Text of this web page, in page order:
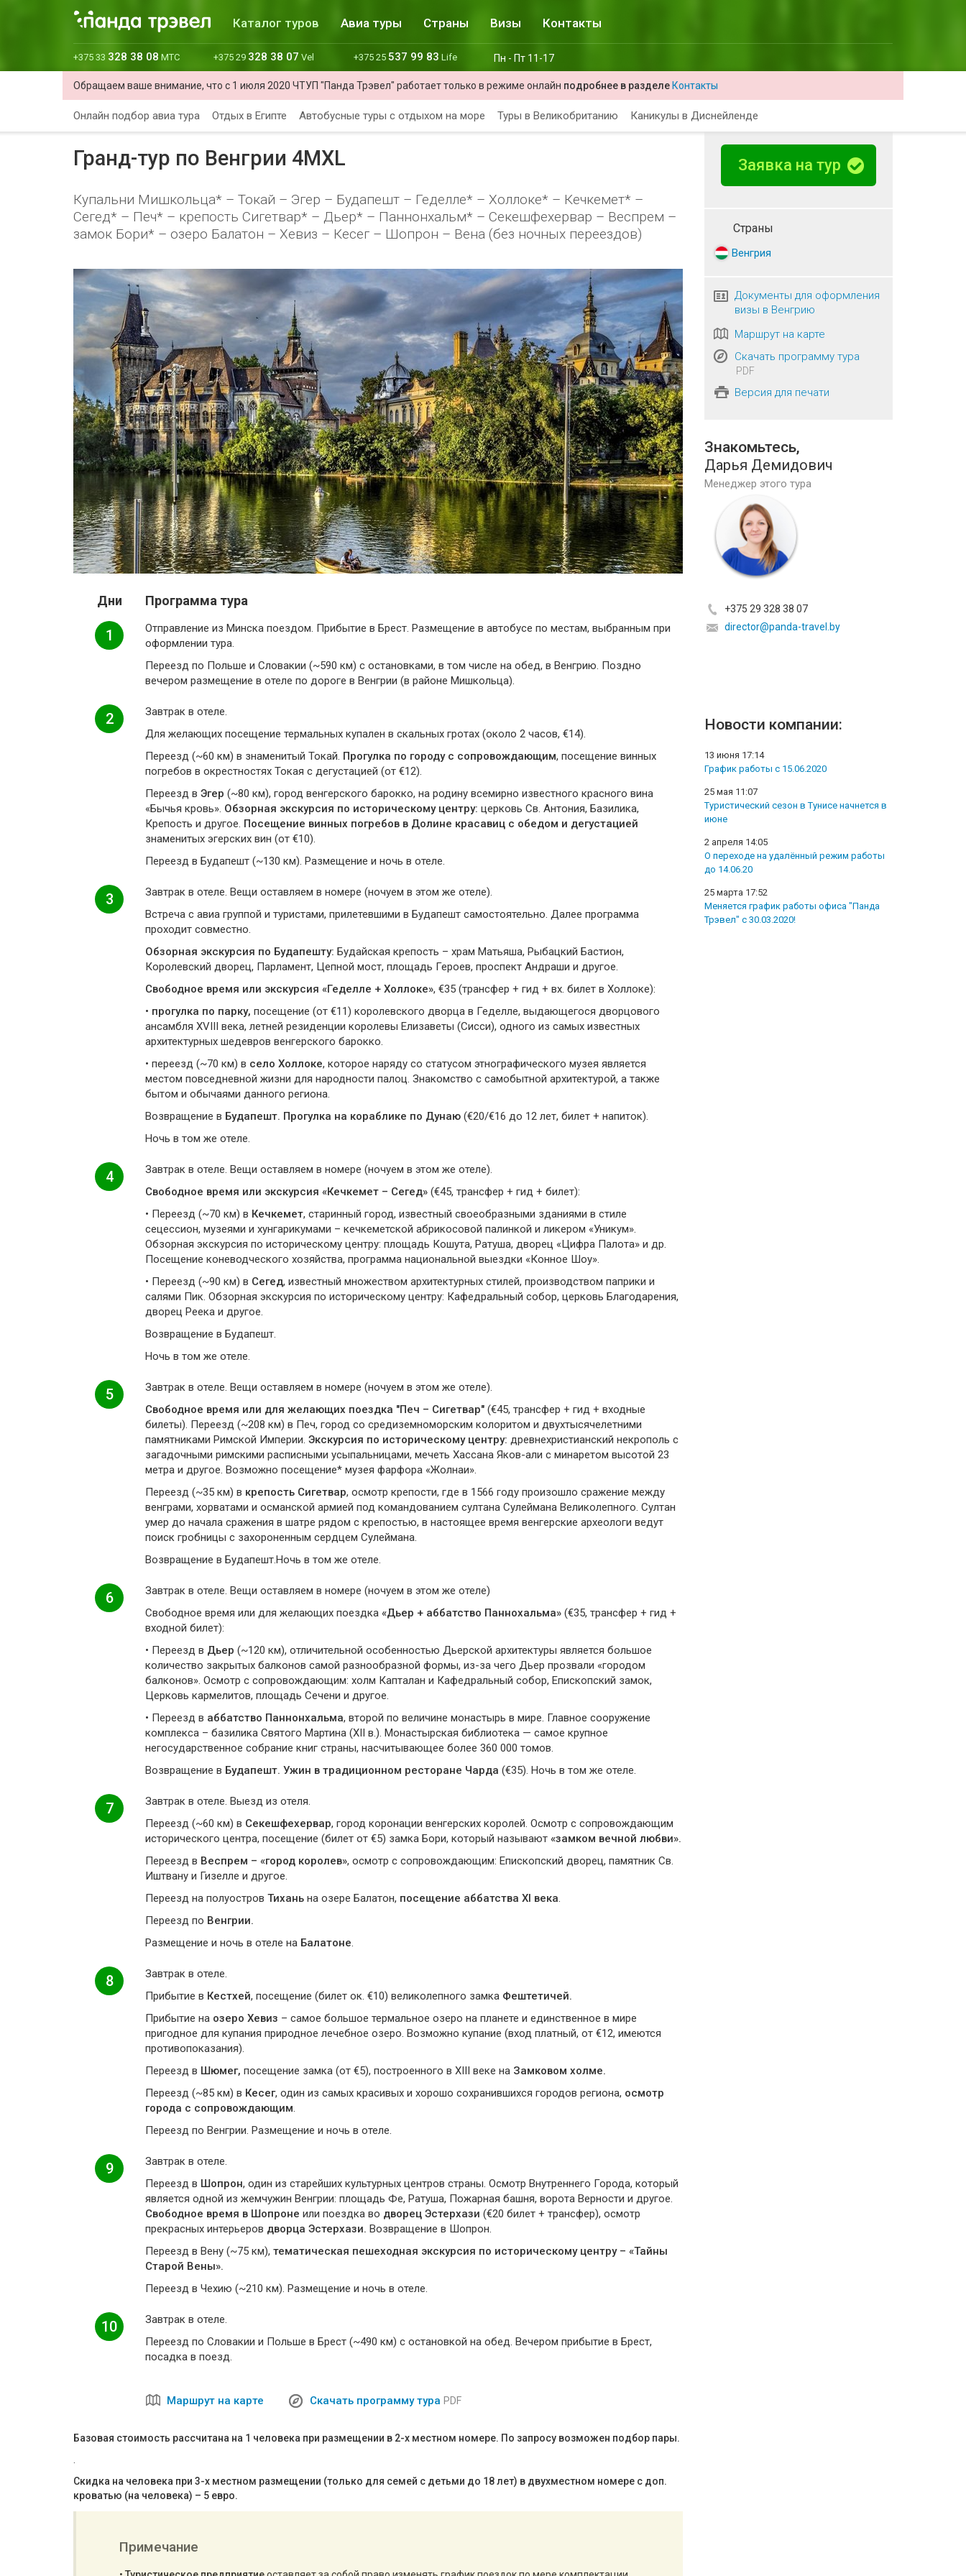
Каталог туров Авиа туры Страны Визы Контакты
+375 33 328 38 08 МТС +375 29 328 38 07 Vel +375 25 537 99 83 Life Пн - Пт 11-17
Обращаем ваше внимание, что с 1 июля 2020 ЧТУП "Панда Трэвел" работает только в режиме онлайн подробнее в разделе Контакты
Онлайн подбор авиа тура Отдых в Египте Автобусные туры с отдыхом на море Туры в Великобританию Каникулы в Диснейленде
Гранд-тур по Венгрии 4MXL
Купальни Мишкольца* – Токай – Эгер – Будапешт – Геделле* – Холлоке* – Кечкемет* –
Сегед* – Печ* – крепость Сигетвар* – Дьер* – Паннонхальм* – Секешфехервар – Веспрем –
замок Бори* – озеро Балатон – Хевиз – Кесег – Шопрон – Вена (без ночных переездов)
Дни Программа тура
1
Отправление из Минска поездом. Прибытие в Брест. Размещение в автобусе по местам, выбранным при
оформлении тура.
Переезд по Польше и Словакии (~590 км) с остановками, в том числе на обед, в Венгрию. Поздно
вечером размещение в отеле по дороге в Венгрии (в районе Мишкольца).
2
Завтрак в отеле.
Для желающих посещение термальных купален в скальных гротах (около 2 часов, €14).
Переезд (~60 км) в знаменитый Токай. Прогулка по городу с сопровождающим, посещение винных
погребов в окрестностях Токая с дегустацией (от €12).
Переезд в Эгер (~80 км), город венгерского барокко, на родину всемирно известного красного вина
«Бычья кровь». Обзорная экскурсия по историческому центру: церковь Св. Антония, Базилика,
Крепость и другое. Посещение винных погребов в Долине красавиц с обедом и дегустацией
знаменитых эгерских вин (от €10).
Переезд в Будапешт (~130 км). Размещение и ночь в отеле.
3
Завтрак в отеле. Вещи оставляем в номере (ночуем в этом же отеле).
Встреча с авиа группой и туристами, прилетевшими в Будапешт самостоятельно. Далее программа
проходит совместно.
Обзорная экскурсия по Будапешту: Будайская крепость – храм Матьяша, Рыбацкий Бастион,
Королевский дворец, Парламент, Цепной мост, площадь Героев, проспект Андраши и другое.
Свободное время или экскурсия «Геделле + Холлоке», €35 (трансфер + гид + вх. билет в Холлоке):
• прогулка по парку, посещение (от €11) королевского дворца в Геделле, выдающегося дворцового
ансамбля XVIII века, летней резиденции королевы Елизаветы (Сисси), одного из самых известных
архитектурных шедевров венгерского барокко.
• переезд (~70 км) в село Холлоке, которое наряду со статусом этнографического музея является
местом повседневной жизни для народности палоц. Знакомство с самобытной архитектурой, а также
бытом и обычаями данного региона.
Возвращение в Будапешт. Прогулка на кораблике по Дунаю (€20/€16 до 12 лет, билет + напиток).
Ночь в том же отеле.
4
Завтрак в отеле. Вещи оставляем в номере (ночуем в этом же отеле).
Свободное время или экскурсия «Кечкемет – Сегед» (€45, трансфер + гид + билет):
• Переезд (~70 км) в Кечкемет, старинный город, известный своеобразными зданиями в стиле
сецессион, музеями и хунгарикумами – кечкеметской абрикосовой палинкой и ликером «Уникум».
Обзорная экскурсия по историческому центру: площадь Кошута, Ратуша, дворец «Цифра Палота» и др.
Посещение коневодческого хозяйства, программа национальной выездки «Конное Шоу».
• Переезд (~90 км) в Сегед, известный множеством архитектурных стилей, производством паприки и
салями Пик. Обзорная экскурсия по историческому центру: Кафедральный собор, церковь Благодарения,
дворец Реека и другое.
Возвращение в Будапешт.
Ночь в том же отеле.
5
Завтрак в отеле. Вещи оставляем в номере (ночуем в этом же отеле).
Свободное время или для желающих поездка "Печ – Сигетвар" (€45, трансфер + гид + входные
билеты). Переезд (~208 км) в Печ, город со средиземноморским колоритом и двухтысячелетними
памятниками Римской Империи. Экскурсия по историческому центру: древнехристианский некрополь с
загадочными римскими расписными усыпальницами, мечеть Хассана Яков-али с минаретом высотой 23
метра и другое. Возможно посещение* музея фарфора «Жолнаи».
Переезд (~35 км) в крепость Сигетвар, осмотр крепости, где в 1566 году произошло сражение между
венграми, хорватами и османской армией под командованием султана Сулеймана Великолепного. Султан
умер до начала сражения в шатре рядом с крепостью, в настоящее время венгерские археологи ведут
поиск гробницы с захороненным сердцем Сулеймана.
Возвращение в Будапешт.Ночь в том же отеле.
6
Завтрак в отеле. Вещи оставляем в номере (ночуем в этом же отеле)
Свободное время или для желающих поездка «Дьер + аббатство Паннохальма» (€35, трансфер + гид +
входной билет):
• Переезд в Дьер (~120 км), отличительной особенностью Дьерской архитектуры является большое
количество закрытых балконов самой разнообразной формы, из-за чего Дьер прозвали «городом
балконов». Осмотр с сопровождающим: холм Капталан и Кафедральный собор, Епископский замок,
Церковь кармелитов, площадь Сечени и другое.
• Переезд в аббатство Паннонхальма, второй по величине монастырь в мире. Главное сооружение
комплекса – базилика Святого Мартина (XII в.). Монастырская библиотека — самое крупное
негосударственное собрание книг страны, насчитывающее более 360 000 томов.
Возвращение в Будапешт. Ужин в традиционном ресторане Чарда (€35). Ночь в том же отеле.
7
Завтрак в отеле. Выезд из отеля.
Переезд (~60 км) в Секешфехервар, город коронации венгерских королей. Осмотр с сопровождающим
исторического центра, посещение (билет от €5) замка Бори, который называют «замком вечной любви».
Переезд в Веспрем – «город королев», осмотр с сопровождающим: Епископский дворец, памятник Св.
Иштвану и Гизелле и другое.
Переезд на полуостров Тихань на озере Балатон, посещение аббатства XI века.
Переезд по Венгрии.
Размещение и ночь в отеле на Балатоне.
8
Завтрак в отеле.
Прибытие в Кестхей, посещение (билет ок. €10) великолепного замка Фештетичей.
Прибытие на озеро Хевиз – самое большое термальное озеро на планете и единственное в мире
пригодное для купания природное лечебное озеро. Возможно купание (вход платный, от €12, имеются
противопоказания).
Переезд в Шюмег, посещение замка (от €5), построенного в ХIII веке на Замковом холме.
Переезд (~85 км) в Кесег, один из самых красивых и хорошо сохранившихся городов региона, осмотр
города с сопровождающим.
Переезд по Венгрии. Размещение и ночь в отеле.
9
Завтрак в отеле.
Переезд в Шопрон, один из старейших культурных центров страны. Осмотр Внутреннего Города, который
является одной из жемчужин Венгрии: площадь Фе, Ратуша, Пожарная башня, ворота Верности и другое.
Свободное время в Шопроне или поездка во дворец Эстерхази (€20 билет + трансфер), осмотр
прекрасных интерьеров дворца Эстерхази. Возвращение в Шопрон.
Переезд в Вену (~75 км), тематическая пешеходная экскурсия по историческому центру – «Тайны
Старой Вены».
Переезд в Чехию (~210 км). Размещение и ночь в отеле.
10
Завтрак в отеле.
Переезд по Словакии и Польше в Брест (~490 км) с остановкой на обед. Вечером прибытие в Брест,
посадка в поезд.
Маршрут на карте Скачать программу тура PDF
Базовая стоимость рассчитана на 1 человека при размещении в 2-х местном номере. По запросу возможен подбор пары.
Скидка на человека при 3-х местном размещении (только для семей с детьми до 18 лет) в двухместном номере с доп.
кроватью (на человека) – 5 евро.
Примечание
Заявка на тур
Страны
Венгрия
Документы для оформления
визы в Венгрию
Маршрут на карте
Скачать программу тура
PDF
Версия для печати
Знакомьтесь,
Дарья Демидович
Менеджер этого тура
+375 29 328 38 07
director@panda-travel.by
Новости компании:
13 июня 17:14
График работы с 15.06.2020
25 мая 11:07
Туристический сезон в Тунисе начнется в
июне
2 апреля 14:05
О переходе на удалённый режим работы
до 14.06.20
25 марта 17:52
Меняется график работы офиса "Панда
Трэвел" с 30.03.2020!